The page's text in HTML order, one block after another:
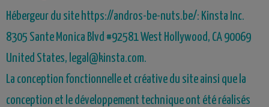
Hébergeur du site https://andros-be-nuts.be/: Kinsta Inc.
8305 Sante Monica Blvd #92581 West Hollywood, CA 90069
United States, legal@kinsta.com.
La conception fonctionnelle et créative du site ainsi que la
conception et le développement technique ont été réalisés